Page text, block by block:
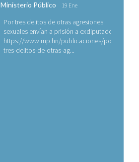
Ministerio Público 19 Ene
Por tres delitos de otras agresiones
sexuales envían a prisión a exdiputado
https://www.mp.hn/publicaciones/por-
tres-delitos-de-otras-ag...